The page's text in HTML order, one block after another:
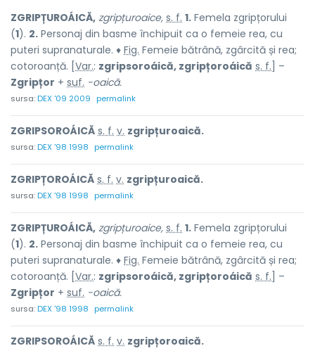
ZGRIPȚUROÁICĂ, zgripțuroaice, s. f. 1. Femela zgripțorului
(1). 2. Personaj din basme închipuit ca o femeie rea, cu
puteri supranaturale. ♦ Fig. Femeie bătrână, zgârcită și rea;
cotoroanță. [ Var.: zgripsoroáică, zgripțoroáică s. f. ] –
Zgripțor + suf. -oaică.
sursa:DEX '09 2009 permalink
ZGRIPSOROÁICĂ s. f. v. zgripțuroaică.
sursa:DEX '98 1998 permalink
ZGRIPȚOROÁICĂ s. f. v. zgripțuroaică.
sursa:DEX '98 1998 permalink
ZGRIPȚUROÁICĂ, zgripțuroaice, s. f. 1. Femela zgripțorului
(1). 2. Personaj din basme închipuit ca o femeie rea, cu
puteri supranaturale. ♦ Fig. Femeie bătrână, zgârcită și rea;
cotoroanță. [ Var.: zgripsoroáică, zgripțoroáică s. f. ] –
Zgripțor + suf. -oaică.
sursa:DEX '98 1998 permalink
ZGRIPSOROÁICĂ s. f. v. zgripțoroaică.